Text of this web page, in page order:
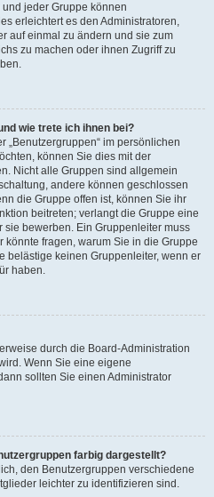
jeder Gruppe können
erleichtert es den Administratoren,
auf einmal zu ändern und sie zum
zu machen oder ihnen Zugriff zu
wie trete ich ihnen bei?
„Benutzergruppen“ im persönlichen
können Sie dies mit der
Nicht alle Gruppen sind allgemein
andere können geschlossen
die Gruppe offen ist, können Sie ihr
beitreten; verlangt die Gruppe eine
sie bewerben. Ein Gruppenleiter muss
könnte fragen, warum Sie in die Gruppe
belästige keinen Gruppenleiter, wenn er
haben.
durch die Board-Administration
Wenn Sie eine eigene
sollten Sie einen Administrator
farbig dargestellt?
den Benutzergruppen verschiedene
leichter zu identifizieren sind.